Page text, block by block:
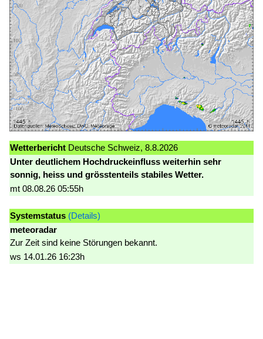
Wetterbericht Deutsche Schweiz, 8.8.2026
Unter deutlichem Hochdruckeinfluss weiterhin sehr
sonnig, heiss und grösstenteils stabiles Wetter.
mt 08.08.26 05:55h
Systemstatus (Details)
meteoradar
Zur Zeit sind keine Störungen bekannt.
ws 14.01.26 16:23h